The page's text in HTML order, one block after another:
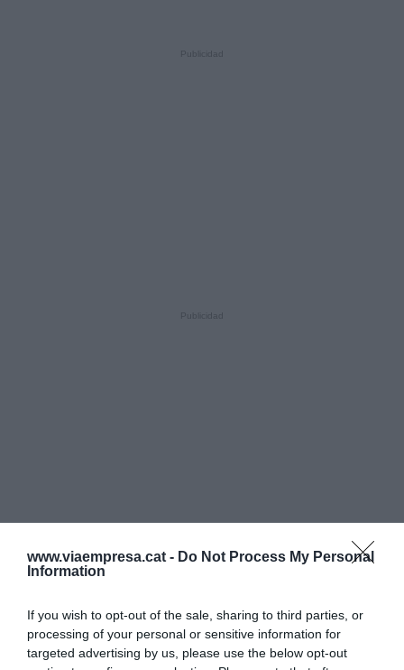
www.viaempresa.cat - Do Not Process My Personal
Information
If you wish to opt-out of the sale, sharing to third parties, or
processing of your personal or sensitive information for
targeted advertising by us, please use the below opt-out